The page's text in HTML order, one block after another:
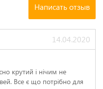
Написать отзыв
14.04.2020
крутий і нічим не
Все є що потрібно для